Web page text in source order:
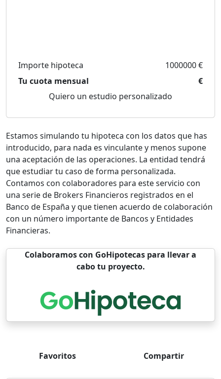
Importe hipoteca
1000000 €
Tu cuota mensual
€
Quiero un estudio personalizado
Estamos simulando tu hipoteca con los datos que has
introducido, para nada es vinculante y menos supone
una aceptación de las operaciones. La entidad tendrá
que estudiar tu caso de forma personalizada.
Contamos con colaboradores para este servicio con
una serie de Brokers Financieros registrados en el
Banco de España y que tienen acuerdo de colaboración
con un número importante de Bancos y Entidades
Financieras.
Colaboramos con GoHipotecas para llevar a
cabo tu proyecto.
Favoritos Compartir